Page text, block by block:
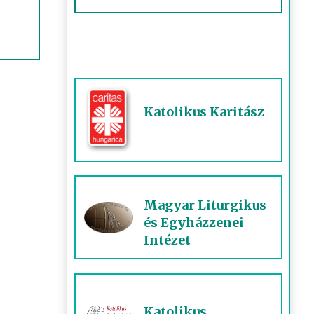
Katolikus Karitász
Magyar Liturgikus
és Egyházzenei
Intézet